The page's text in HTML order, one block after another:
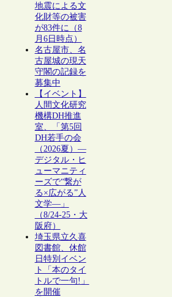
地震による文
化財等の被害
が83件に（8
月6日時点）
名古屋市、名
古屋城の現天
守閣の記録を
募集中
【イベント】
人間文化研究
機構DH推進
室、「第5回
DH若手の会
（2026夏）―
デジタル・ヒ
ューマニティ
ーズで“繋が
る×広がる”人
文学―」
（8/24-25・大
阪府）
埼玉県立久喜
図書館、休館
日特別イベン
ト「本のタイ
トルで一句!」
を開催